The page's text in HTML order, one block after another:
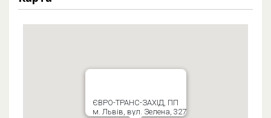
ЄВРО-ТРАНС-ЗАХІД, ПП
м. Львів, вул. Зелена, 327